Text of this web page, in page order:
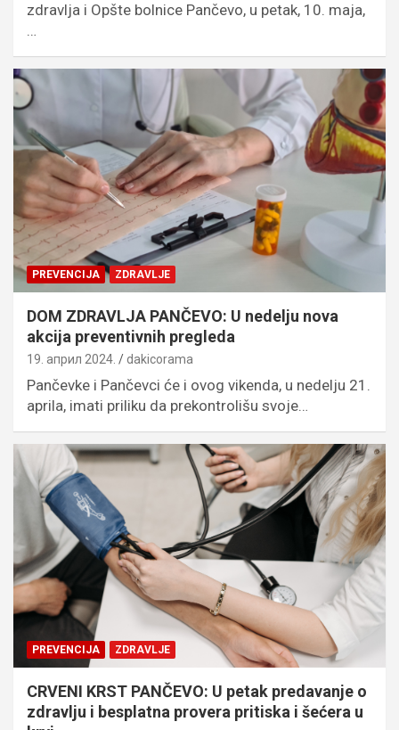
zdravlja i Opšte bolnice Pančevo, u petak, 10. maja,
…
PREVENCIJA ZDRAVLJE
DOM ZDRAVLJA PANČEVO: U nedelju nova
akcija preventivnih pregleda
19. април 2024. dakicorama
Pančevke i Pančevci će i ovog vikenda, u nedelju 21.
aprila, imati priliku da prekontrolišu svoje…
PREVENCIJA ZDRAVLJE
CRVENI KRST PANČEVO: U petak predavanje o
zdravlju i besplatna provera pritiska i šećera u